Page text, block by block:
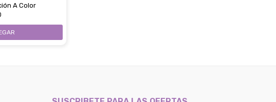
A Color